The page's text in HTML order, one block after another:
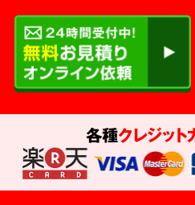
各種クレジット